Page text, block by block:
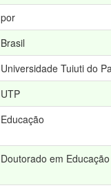
por
Brasil
Universidade Tuiuti do
UTP
Educação
Doutorado em Educação